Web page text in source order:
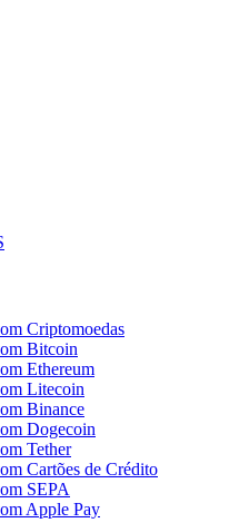
Criptomoedas
Bitcoin
Ethereum
Litecoin
Binance
Dogecoin
Tether
Cartões de Crédito
SEPA
Apple Pay